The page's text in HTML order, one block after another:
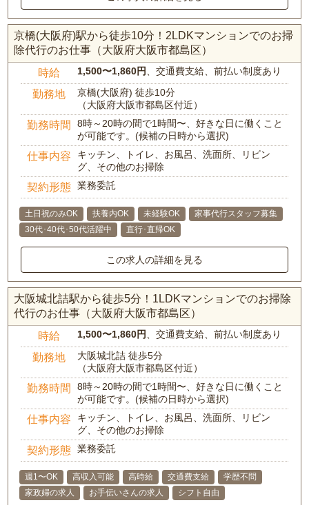
京橋(大阪府)駅から徒歩10分！2LDKマンションでのお掃
除代行のお仕事（大阪府大阪市都島区）
時給 1,500〜1,860円 、交通費支給、前払い制度あり
勤務地
京橋(大阪府) 徒歩10分
（大阪府大阪市都島区付近）
勤務時間
8時～20時の間で1時間〜、好きな日に働くこと
が可能です。(候補の日時から選択)
仕事内容
キッチン、トイレ、お風呂、洗面所、リビン
グ、その他のお掃除
契約形態 業務委託
土日祝のみOK 扶養内OK 未経験OK
家事代行スタッフ募集
30代･40代･50代活躍中
直行･直帰OK
この求人の詳細を見る
大阪城北詰駅から徒歩5分！1LDKマンションでのお掃除
代行のお仕事（大阪府大阪市都島区）
時給 1,500〜1,860円 、交通費支給、前払い制度あり
勤務地
大阪城北詰 徒歩5分
（大阪府大阪市都島区付近）
勤務時間
8時～20時の間で1時間〜、好きな日に働くこと
が可能です。(候補の日時から選択)
仕事内容
キッチン、トイレ、お風呂、洗面所、リビン
グ、その他のお掃除
契約形態 業務委託
週1〜OK 高収入可能 高時給 交通費支給
学歴不問
家政婦の求人
お手伝いさんの求人 シフト自由